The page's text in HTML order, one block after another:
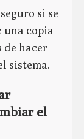
si se
una copia
de hacer
sistema.
el